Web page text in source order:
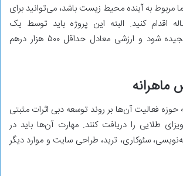
مربوط به آینده محیط زیست باشد، می‌توانید برای
اقامت ۵ ساله اقدام کنید. البته این پروژه باید توسط یک
حسابرس اماراتی سنجیده شود و ارزشی معادل حداقل ۵۰۰ هزار درهم
فعالیت آن‌ها بر روند توسعه دبی اثرات مثبتی
طلایی را دریافت کنند. مهارت آن‌ها باید در
سئوکاری، ترید، طراحی سایت و موارد دیگر